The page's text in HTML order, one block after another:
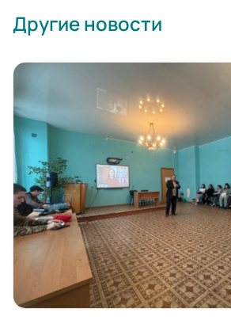
Другие новости